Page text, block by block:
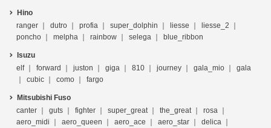
Hino
ranger
dutro profia super_dolphin liesse
liesse_2
poncho
melpha rainbow selega blue_ribbon
Isuzu
elf
forward juston giga 810 journey gala_mio
gala
cubic
como fargo
Mitsubishi Fuso
canter
guts fighter super_great the_great
rosa
aero_midi
aero_queen aero_ace aero_star
delica